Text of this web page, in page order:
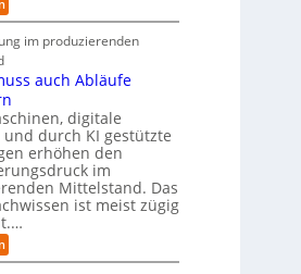
r
i
e
e
m
ö
g
l
i
c
h
e
n
e
R
a
n
o
m
w
a
r
e
-
G
e
f
a
h
t
r
r
T
t
o
r
t
E
n
e
h
r
l
i
c
h
e
r
(
u
n
d
u
im produzierenden
auch Abläufe
digitale
und durch KI gestützte
erhöhen den
im
Mittelstand. Das
ist meist zügig
:
L